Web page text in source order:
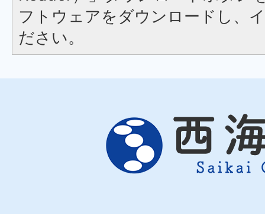
フトウェアをダウンロードし、
ださい。